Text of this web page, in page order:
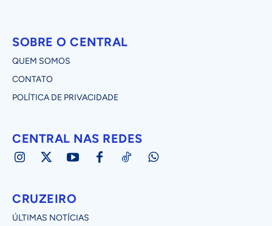
SOBRE O CENTRAL
QUEM SOMOS
CONTATO
POLÍTICA DE PRIVACIDADE
CENTRAL NAS REDES
CRUZEIRO
ÚLTIMAS NOTÍCIAS